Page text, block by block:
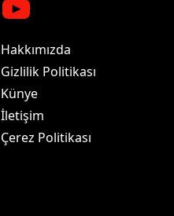
Hakkımızda
Gizlilik Politikası
Künye
İletişim
Çerez Politikası